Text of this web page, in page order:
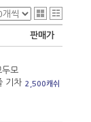
판매가
두모
기차 2,500캐쉬